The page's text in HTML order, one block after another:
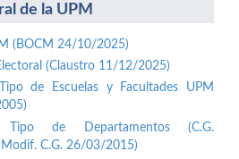
de la UPM
(BOCM 24/10/2025)
(Claustro 11/12/2025)
de Escuelas y Facultades UPM
Tipo de Departamentos (C.G.
C.G. 26/03/2015)